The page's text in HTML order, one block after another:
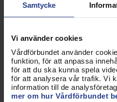
Samtycke
Vi använder cookies
Vårdförbundet använder
funktion, för att anpassa
för att du ska kunna spela
för att analysera vår trafik. Vi
information till de
mer om hur Vårdförbundet
eller delar av
för olika tillfällen.
Kanslistöd
Vill du anordna ett
en grupp förtroendevalda